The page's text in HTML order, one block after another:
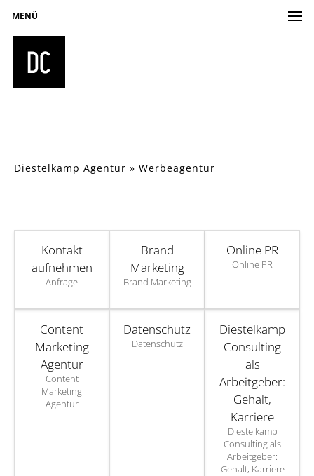
MENÜ
Diestelkamp Agentur » Werbeagentur
Kontakt
aufnehmen
Anfrage
Brand
Marketing
Brand Marketing
Online PR
Online PR
Content
Marketing
Agentur
Content
Marketing
Agentur
Datenschutz
Datenschutz
Diestelkamp
Consulting
als
Arbeitgeber:
Gehalt,
Karriere
Diestelkamp
Consulting als
Arbeitgeber:
Gehalt, Karriere